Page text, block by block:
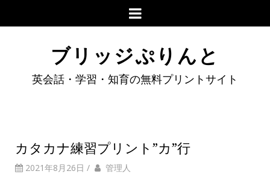
ブリッジぷりんと
英会話・学習・知育の無料プリントサイト
カタカナ練習プリント”カ”行
2021年8月26日 / 管理人